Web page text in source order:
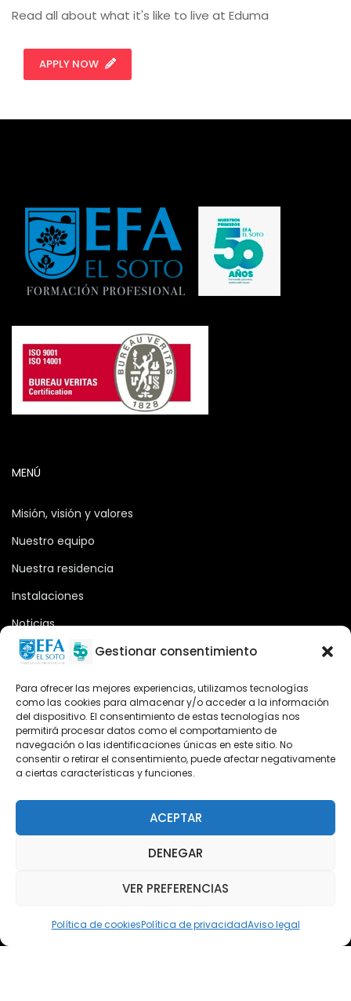
Gestionar consentimiento
Para ofrecer las mejores experiencias, utilizamos tecnologías
como las cookies para almacenar y/o acceder a la información
del dispositivo. El consentimiento de estas tecnologías nos
permitirá procesar datos como el comportamiento de
navegación o las identificaciones únicas en este sitio. No
consentir o retirar el consentimiento, puede afectar negativamente
a ciertas características y funciones.
ACEPTAR
DENEGAR
VER PREFERENCIAS
Política de cookiesPolítica de privacidadAviso legal
Read all about what it's like to live at Eduma
APPLY NOW
MENÚ
Misión, visión y valores
Nuestro equipo
Nuestra residencia
Instalaciones
Noticias
Oferta formativa
Plataforma 2.0
Acceso Cursos UNIR
Teléfono: (+34) 958 455 085
Teléfono: (+34) 618 370 813